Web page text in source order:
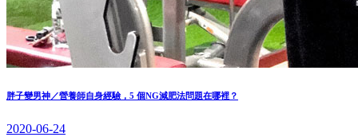
胖子變男神／營養師自身經驗，5 個NG減肥法問題在哪裡？
2020-06-24